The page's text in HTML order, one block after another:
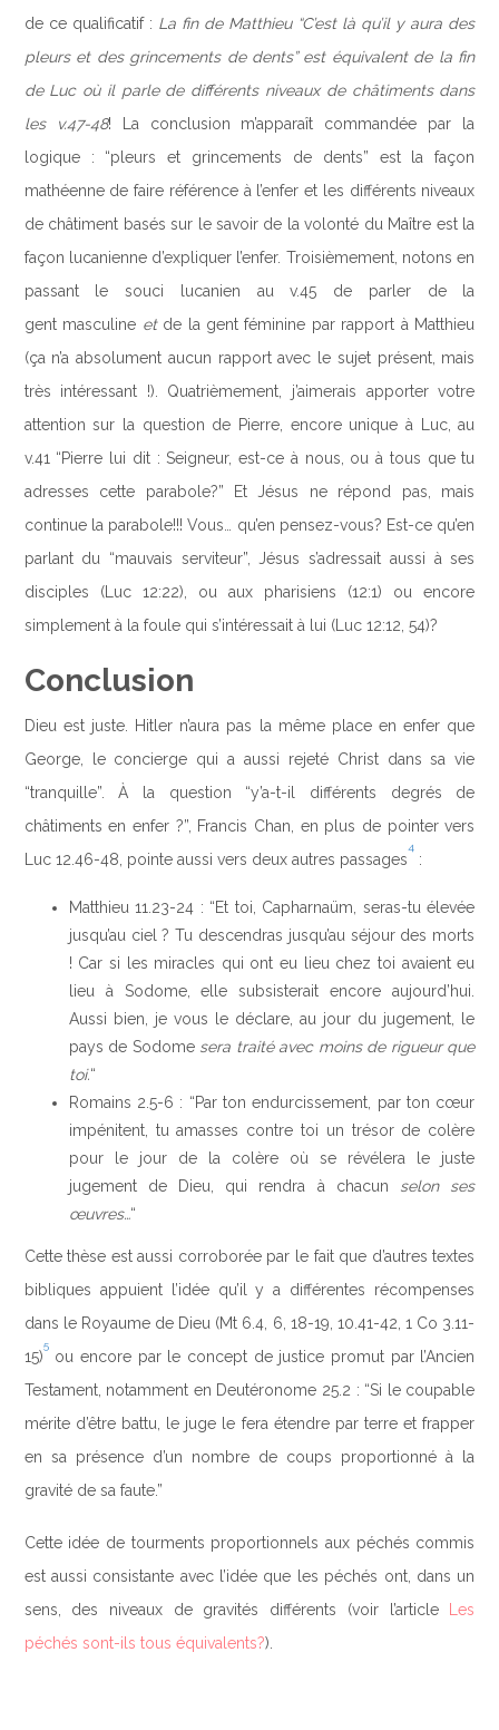
de ce qualificatif : La fin de Matthieu “C’est là qu’il y aura des
pleurs et des grincements de dents” est équivalent de la fin
de Luc où il parle de différents niveaux de châtiments dans
les v.47-48! La conclusion m’apparaît commandée par la
logique : “pleurs et grincements de dents” est la façon
mathéenne de faire référence à l’enfer et les différents niveaux
de châtiment basés sur le savoir de la volonté du Maître est la
façon lucanienne d’expliquer l’enfer. Troisièmement, notons en
passant le souci lucanien au v.45 de parler de la
gent masculine etde la gent féminine par rapport à Matthieu
(ça n’a absolument aucun rapport avec le sujet présent, mais
très intéressant !). Quatrièmement, j’aimerais apporter votre
attention sur la question de Pierre, encore unique à Luc, au
v.41 “Pierre lui dit : Seigneur, est-ce à nous, ou à tous que tu
adresses cette parabole?” Et Jésus ne répond pas, mais
continue la parabole!!! Vous… qu’en pensez-vous? Est-ce qu’en
parlant du “mauvais serviteur”, Jésus s’adressait aussi à ses
disciples (Luc 12:22), ou aux pharisiens (12:1) ou encore
simplement à la foule qui s’intéressait à lui (Luc 12:12, 54)?
Conclusion
Dieu est juste. Hitler n’aura pas la même place en enfer que
George, le concierge qui a aussi rejeté Christ dans sa vie
“tranquille”. À la question “y’a-t-il différents degrés de
châtiments en enfer ?”, Francis Chan, en plus de pointer vers
Luc 12.46-48, pointe aussi vers deux autres passages
4
:
Matthieu 11.23-24 : “Et toi, Capharnaüm, seras-tu élevée
jusqu’au ciel ? Tu descendras jusqu’au séjour des morts
! Car si les miracles qui ont eu lieu chez toi avaient eu
lieu à Sodome, elle subsisterait encore aujourd’hui.
Aussi bien, je vous le déclare, au jour du jugement, le
pays de Sodome sera traité avec moins de rigueur que
toi.“
Romains 2.5-6 : “Par ton endurcissement, par ton cœur
impénitent, tu amasses contre toi un trésor de colère
pour le jour de la colère où se révélera le juste
jugement de Dieu, qui rendra à chacun selon ses
œuvres…“
Cette thèse est aussi corroborée par le fait que d’autres textes
bibliques appuient l’idée qu’il y a différentes récompenses
dans le Royaume de Dieu (Mt 6.4, 6, 18-19, 10.41-42, 1 Co 3.11-
15)
5
ou encore par le concept de justice promut par l’Ancien
Testament, notamment en Deutéronome 25.2 : “Si le coupable
mérite d’être battu, le juge le fera étendre par terre et frapper
en sa présence d’un nombre de coups proportionné à la
gravité de sa faute.”
Cette idée de tourments proportionnels aux péchés commis
est aussi consistante avec l’idée que les péchés ont, dans un
sens, des niveaux de gravités différents (voir l’article
Les
péchés sont-ils tous équivalents?).